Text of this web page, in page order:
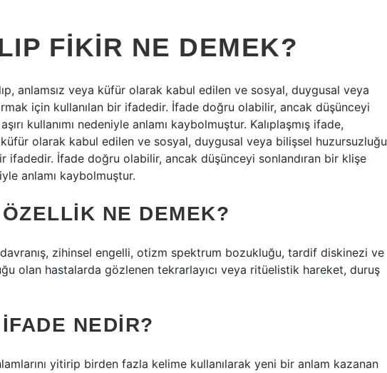
FIKIR NE DEMEK?
anlamsız veya küfür olarak kabul edilen ve sosyal, duygusal veya
için kullanılan bir ifadedir. İfade doğru olabilir, ancak düşünceyi
kullanımı nedeniyle anlamı kaybolmuştur. Kalıplaşmış ifade,
küfür olarak kabul edilen ve sosyal, duygusal veya bilişsel huzursuzluğu
ifadedir. İfade doğru olabilir, ancak düşünceyi sonlandıran bir klişe
anlamı kaybolmuştur.
NE DEMEK?
zihinsel engelli, otizm spektrum bozukluğu, tardif diskinezi ve
olan hastalarda gözlenen tekrarlayıcı veya ritüelistik hareket, duruş
NEDIR?
yitirip birden fazla kelime kullanılarak yeni bir anlam kazanan